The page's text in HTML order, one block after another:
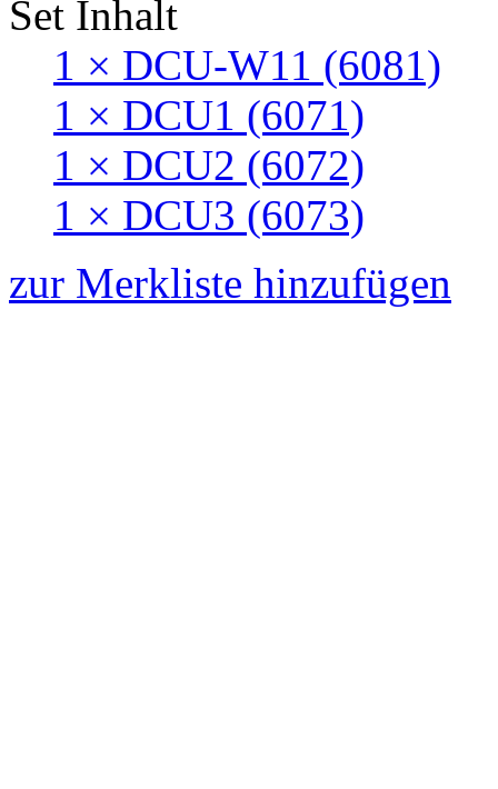
Set Inhalt
1 × DCU-W11 (6081)
1 × DCU1 (6071)
1 × DCU2 (6072)
1 × DCU3 (6073)
zur Merkliste hinzufügen